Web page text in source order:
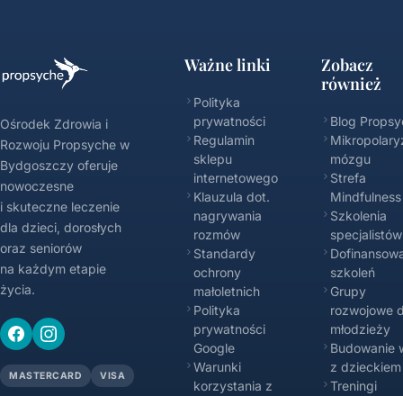
Ośrodek Zdrowia i
Rozwoju Propsyche w
Bydgoszczy oferuje
nowoczesne
i skuteczne leczenie
dla dzieci, dorosłych
oraz seniorów
na każdym etapie
życia.
MASTERCARD VISA
Ważne linki
Polityka
prywatności
Regulamin
sklepu
internetowego
Klauzula dot.
nagrywania
rozmów
Standardy
ochrony
małoletnich
Polityka
prywatności
Google
Warunki
korzystania z
Zobacz
również
Blog
mózgu
Strefa
Mindfulness
Szkolenia
specjalistów
szkoleń
Grupy
rozwojowe
młodzieży
Budowanie
z dzieckiem
Treningi